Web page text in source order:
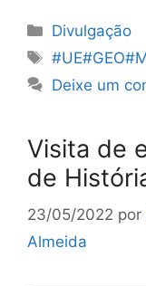
Categorias
Divulgação
Etiquetas
Deixe um
Visita de
de
23/05/2022 por
Almeida